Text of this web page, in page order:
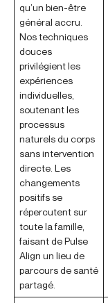
qu’un bien-être
général accru.
Nos techniques
douces
privilégient les
expériences
individuelles,
soutenant les
processus
naturels du corps
sans intervention
directe. Les
changements
positifs se
répercutent sur
toute la famille,
faisant de Pulse
Align un lieu de
parcours de santé
partagé.